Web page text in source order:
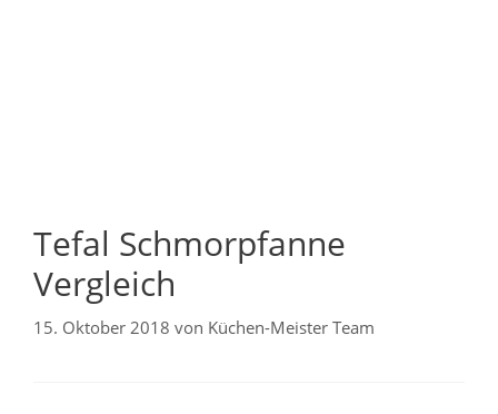
Tefal Schmorpfanne
Vergleich
15. Oktober 2018 von Küchen-Meister Team